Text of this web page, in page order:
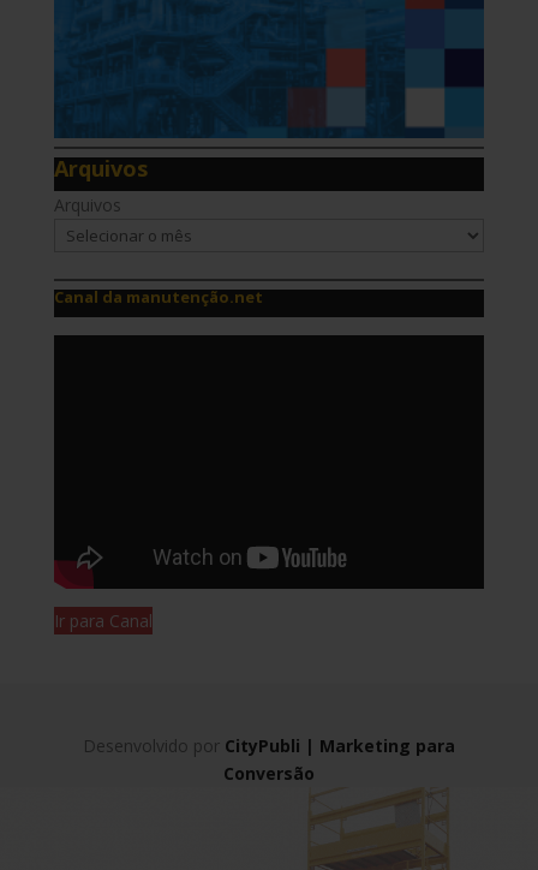
Arquivos
Arquivos
Canal da manutenção.net
Ir para Canal
Desenvolvido por CityPubli | Marketing para
Conversão